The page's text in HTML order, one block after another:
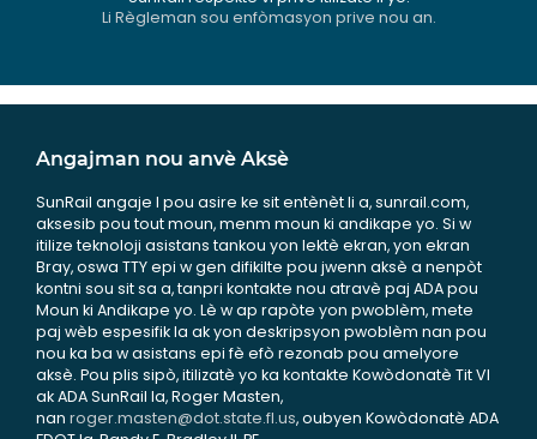
Li Règleman sou enfòmasyon prive nou an.
Angajman nou anvè Aksè
SunRail angaje l pou asire ke sit entènèt li a, sunrail.com,
aksesib pou tout moun, menm moun ki andikape yo. Si w
itilize teknoloji asistans tankou yon lektè ekran, yon ekran
Bray, oswa TTY epi w gen difikilte pou jwenn aksè a nenpòt
kontni sou sit sa a, tanpri kontakte nou atravè paj ADA pou
Moun ki Andikape yo. Lè w ap rapòte yon pwoblèm, mete
paj wèb espesifik la ak yon deskripsyon pwoblèm nan pou
nou ka ba w asistans epi fè efò rezonab pou amelyore
aksè. Pou plis sipò, itilizatè yo ka kontakte Kowòdonatè Tit VI
ak ADA SunRail la, Roger Masten,
nan roger.masten@dot.state.fl.us, oubyen Kowòdonatè ADA